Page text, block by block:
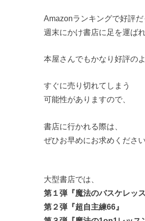
Amazonランキングで好評
週末にかけ書店に足を運ば
本屋さんでもかなり好評の
すぐに売り切れてしまう
可能性がありますので、
書店に行かれる際は、
ぜひお早めにお求めください
大型書店では、
第１弾『魔法のバスケレッス
第２弾『超自主練66』